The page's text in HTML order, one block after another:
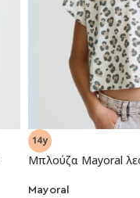
-50%
Μπλούζα Mayoral
Mayoral